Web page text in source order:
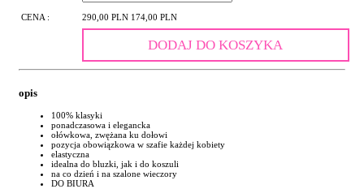
CENA : 290,00 PLN 174,00 PLN
DODAJ DO KOSZYKA
opis
100% klasyki
ponadczasowa i elegancka
ołówkowa, zwężana ku dołowi
pozycja obowiązkowa w szafie każdej kobiety
elastyczna
idealna do bluzki, jak i do koszuli
na co dzień i na szalone wieczory
DO BIURA